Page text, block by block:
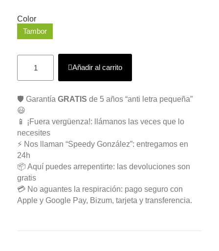
Color
Tambor
Añadir al carrito
🛡️ Garantía GRATIS de 5 años “anti letra pequeña”
😃
📱 ¡Fuera vergüenza!: llámanos las veces que lo
necesites
⚡ Nos llaman “Speedy González”: entregamos en
24h
📦 Aquí puedes arrepentirte: las devoluciones son
gratis
💳 No aguantes la respiración: pago seguro con
Apple y Google Pay, Bizum, tarjeta y transferencia.